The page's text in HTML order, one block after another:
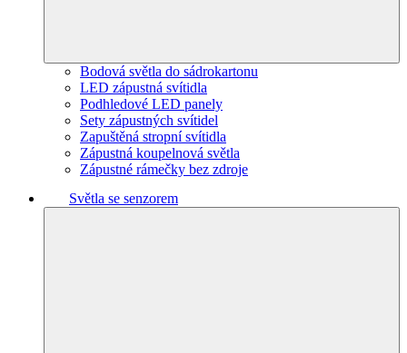
Bodová světla do sádrokartonu
LED zápustná svítidla
Podhledové LED panely
Sety zápustných svítidel
Zapuštěná stropní svítidla
Zápustná koupelnová světla
Zápustné rámečky bez zdroje
Světla se senzorem